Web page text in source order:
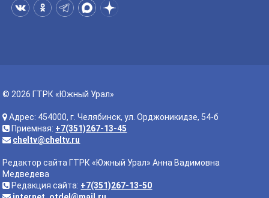
© 2026 ГТРК «Южный Урал»
Адрес: 454000, г. Челябинск, ул. Орджоникидзе, 54-б
Приемная: +7(351)267-13-45
cheltv@cheltv.ru
Редактор сайта ГТРК «Южный Урал» Анна Вадимовна
Медведева
Редакция сайта: +7(351)267-13-50